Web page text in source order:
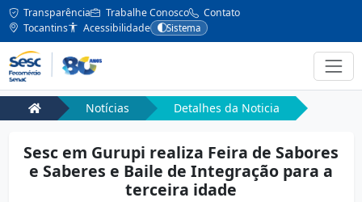
Transparência Trabalhe Conosco
Contato
Tocantins
Acessibilidade Sistema
Notícias Detalhes da Noticia
Sesc em Gurupi realiza Feira de Sabores
e Saberes e Baile de Integração para a
terceira idade